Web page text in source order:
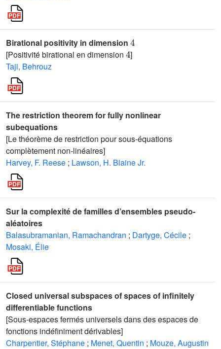
Birational positivity in dimension
[Positivité birational en dimension
4
]
Taji, Behrouz
The restriction theorem for fully nonlinear
subequations
[Le théorème de restriction pour sous-équations
complètement non-linéaires]
Harvey, F. Reese ; Lawson, H. Blaine Jr.
Sur la complexité de familles d’ensembles pseudo-
aléatoires
Balasubramanian, Ramachandran ; Dartyge, Cécile ;
Mosaki, Élie
Closed universal subspaces of spaces of infinitely
differentiable functions
[Sous-espaces fermés universels dans des espaces de
fonctions indéfiniment dérivables]
Charpentier, Stéphane ; Menet, Quentin ; Mouze, Augustin